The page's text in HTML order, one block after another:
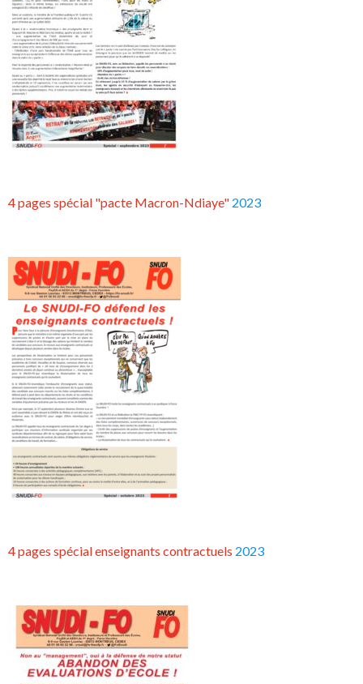
4 pages spécial "pacte Macron-Ndiaye" 2023
4 pages spécial enseignants contractuels 2023